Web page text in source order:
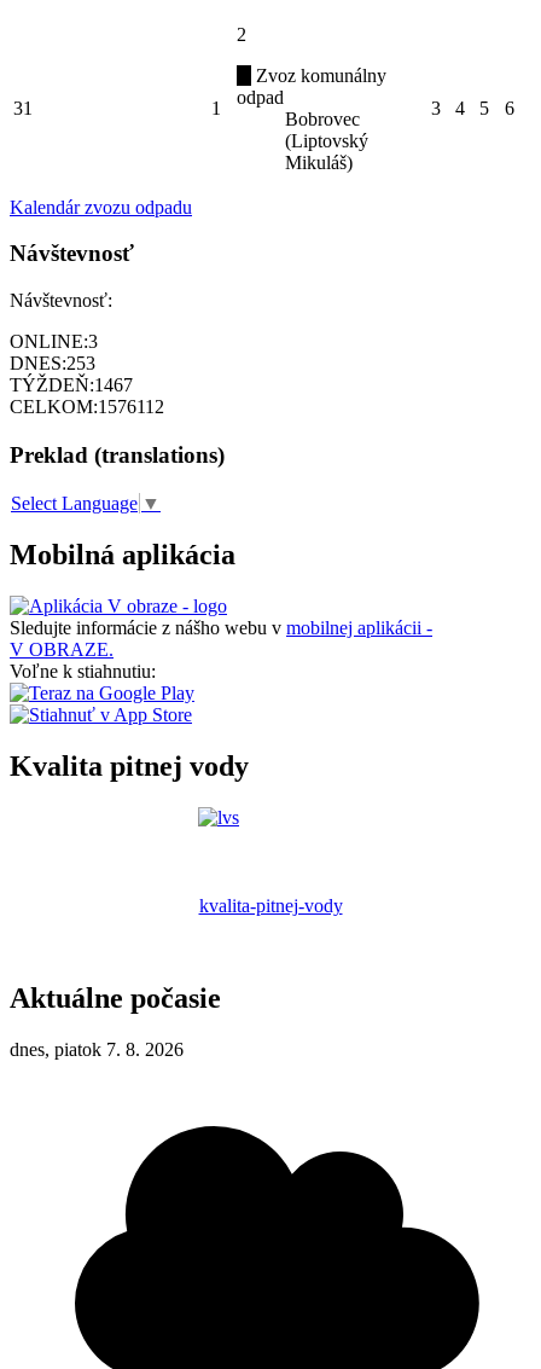
31 1
2
Zvoz komunálny
odpad
Bobrovec
(Liptovský
Mikuláš)
3 4 5 6
Kalendár zvozu odpadu
Návštevnosť
Návštevnosť:
ONLINE:3
DNES:253
TÝŽDEŇ:1467
CELKOM:1576112
Preklad (translations)
Select Language ▼
Mobilná aplikácia
Sledujte informácie z nášho webu v mobilnej aplikácii -
V OBRAZE.
Voľne k stiahnutiu:
Kvalita pitnej vody
kvalita-pitnej-vody
Aktuálne počasie
dnes, piatok 7. 8. 2026